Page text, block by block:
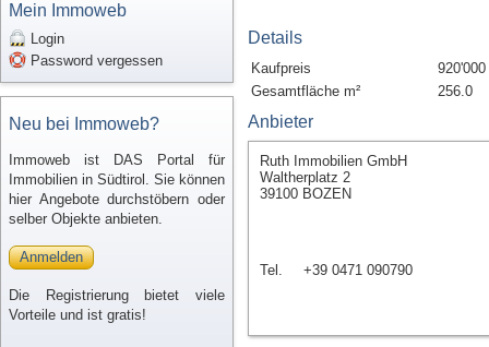
Mein Immoweb
Login
Password vergessen
Neu bei Immoweb?
Immoweb ist DAS Portal für
Immobilien in Südtirol. Sie können
hier Angebote durchstöbern oder
selber Objekte anbieten.
Anmelden
Die Registrierung bietet viele
Vorteile und ist gratis!
Details
Kaufpreis
920'000
Gesamtfläche m²
256.0
Anbieter
Ruth Immobilien GmbH
Waltherplatz 2
39100 BOZEN
Tel. +39 0471 090790